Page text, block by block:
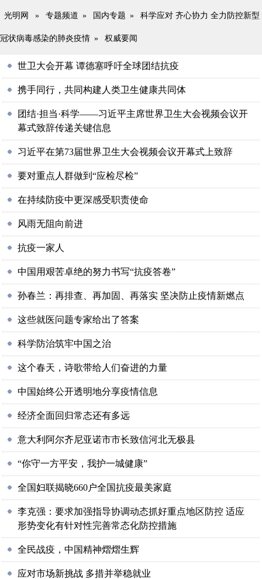
光明网 » 专题频道 » 国内专题 » 科学应对 齐心协力 全力防控新型
冠状病毒感染的肺炎疫情 » 权威要闻
世卫大会开幕 谭德塞呼吁全球团结抗疫
携手同行，共同构建人类卫生健康共同体
团结·担当·科学——习近平主席世界卫生大会视频会议开
幕式致辞传递关键信息
习近平在第73届世界卫生大会视频会议开幕式上致辞
要对重点人群做到“应检尽检”
在持续防疫中更深感受职责使命
风雨无阻向前进
抗疫一家人
中国用艰苦卓绝的努力书写“抗疫答卷”
孙春兰：再排查、再加固、再落实 坚决防止疫情新燃点
这些就医问题专家给出了答案
科学防治筑牢中国之治
这个春天，诗歌带给人们奋进的力量
中国始终公开透明地分享疫情信息
经济全面回归常态还有多远
意大利阿尔齐尼亚诺市市长致信河北无极县
“你守一方平安，我护一城健康”
全国妇联揭晓660户全国抗疫最美家庭
李克强：要求加强指导协调动态抓好重点地区防控 适应
形势变化有针对性完善常态化防控措施
全民战疫，中国精神熠熠生辉
应对市场新挑战 多措并举稳就业